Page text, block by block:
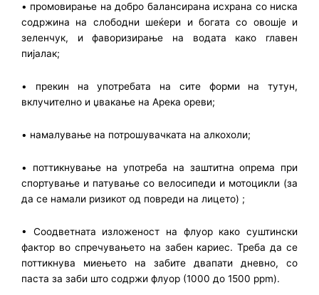
• промовирање на добро балансирана исхрана со ниска
содржина на слободни шеќери и богата со овошје и
зеленчук, и фаворизирање на водата како главен
пијалак;
• прекин на употребата на сите форми на тутун,
вклучително и џвакање на Арека ореви;
• намалување на потрошувачката на алкохоли;
• поттикнување на употреба на заштитна опрема при
спортување и патување со велосипеди и мотоцикли (за
да се намали ризикот од повреди на лицето) ;
• Соодветната изложеност на флуор како суштински
фактор во спречувањето на забен кариес. Треба да се
поттикнува миењето на забите двапати дневно, со
паста за заби што содржи флуор (1000 до 1500 ppm).